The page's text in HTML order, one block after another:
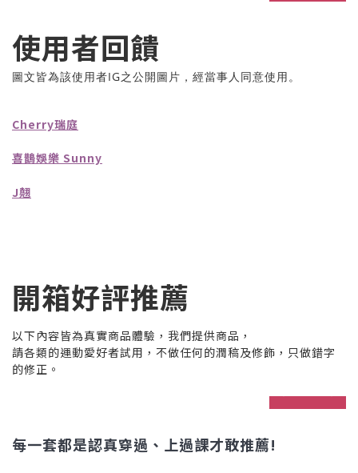
使用者回饋
圖文皆為該使用者IG之公開圖片，經當事人同意使用。
Cherry瑞庭
喜鵲娛樂 Sunny
J翹
開箱好評推薦
以下內容皆為真實商品體驗，我們提供商品，
請各類的運動愛好者試用，不做任何的潤稿及修飾，只做錯字
的修正。
prev next
每一套都是認真穿過、上過課才敢推薦!